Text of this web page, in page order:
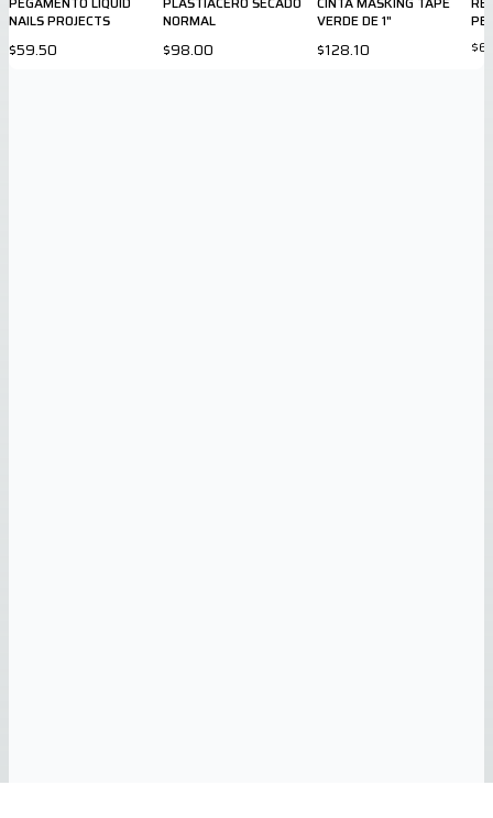
NAILS PROJECTS
$59.50
NORMAL
$98.00
VERDE DE 1"
$128.10